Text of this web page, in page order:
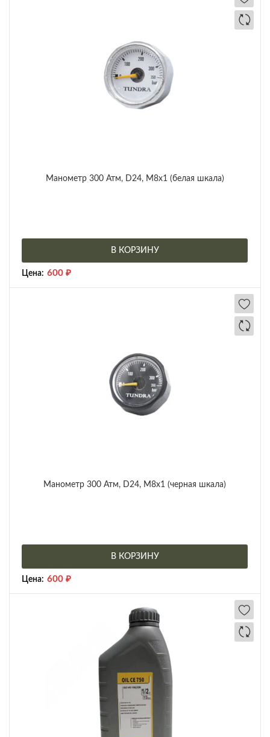
Манометр 300 Атм, D24, М8х1 (белая шкала)
В КОРЗИНУ
Цена: 600 ₽
Манометр 300 Атм, D24, М8х1 (черная шкала)
В КОРЗИНУ
Цена: 600 ₽